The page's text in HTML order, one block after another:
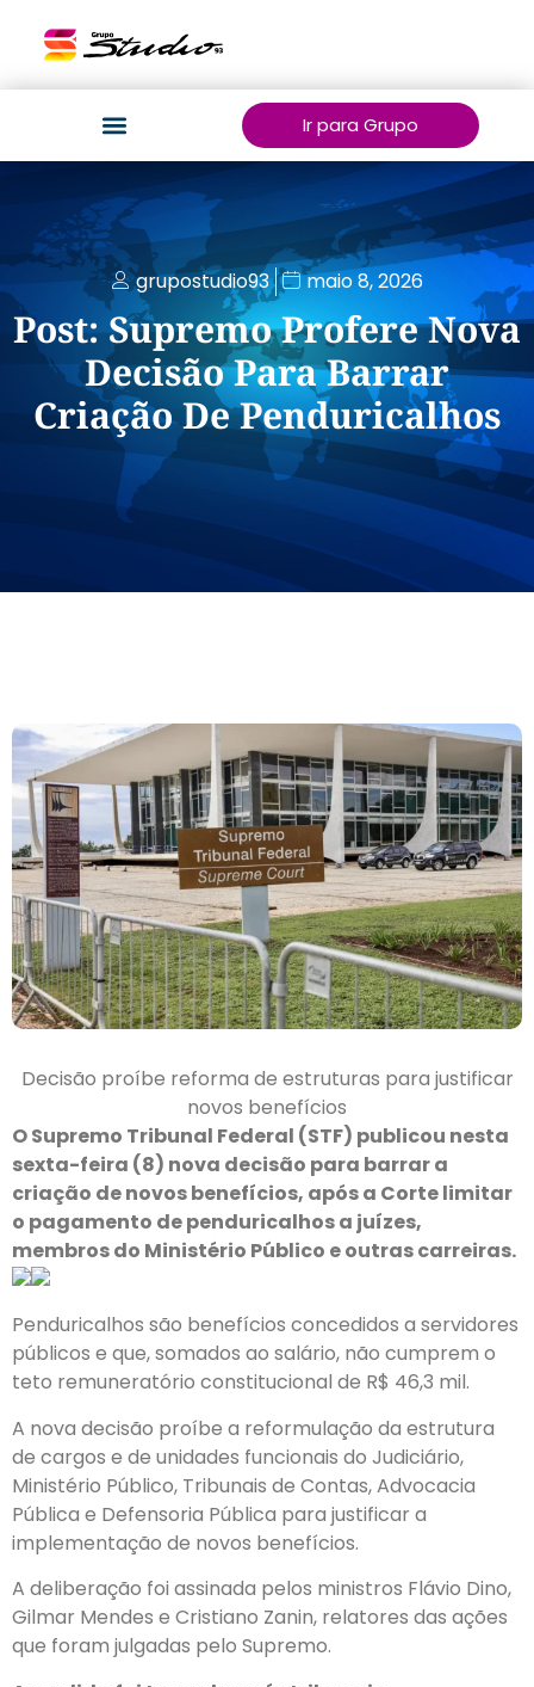
Ir para Grupo
grupostudio93 maio 8, 2026
Post: Supremo Profere Nova
Decisão Para Barrar
Criação De Penduricalhos
Decisão proíbe reforma de estruturas para justificar
novos benefícios
O Supremo Tribunal Federal (STF) publicou nesta
sexta-feira (8) nova decisão para barrar a
criação de novos benefícios, após a Corte limitar
o pagamento de penduricalhos a juízes,
membros do Ministério Público e outras carreiras.
Penduricalhos são benefícios concedidos a servidores
públicos e que, somados ao salário, não cumprem o
teto remuneratório constitucional de R$ 46,3 mil.
A nova decisão proíbe a reformulação da estrutura
de cargos e de unidades funcionais do Judiciário,
Ministério Público, Tribunais de Contas, Advocacia
Pública e Defensoria Pública para justificar a
implementação de novos benefícios.
A deliberação foi assinada pelos ministros Flávio Dino,
Gilmar Mendes e Cristiano Zanin, relatores das ações
que foram julgadas pelo Supremo.